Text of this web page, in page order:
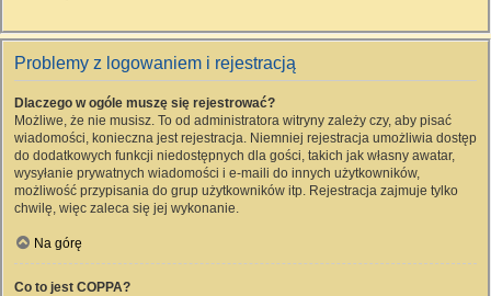
Problemy z logowaniem i rejestracją
Dlaczego w ogóle muszę się rejestrować?
Możliwe, że nie musisz. To od administratora witryny zależy czy, aby pisać
wiadomości, konieczna jest rejestracja. Niemniej rejestracja umożliwia dostęp
do dodatkowych funkcji niedostępnych dla gości, takich jak własny awatar,
wysyłanie prywatnych wiadomości i e-maili do innych użytkowników,
możliwość przypisania do grup użytkowników itp. Rejestracja zajmuje tylko
chwilę, więc zaleca się jej wykonanie.
Na górę
Co to jest COPPA?